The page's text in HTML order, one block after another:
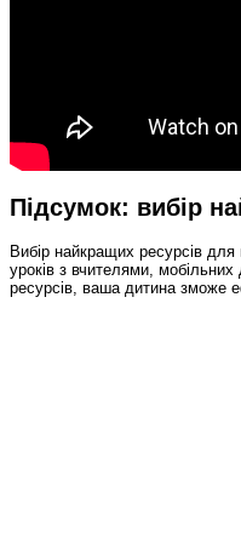
Підсумок: вибір
Вибір найкращих ресурсів для
уроків з вчителями,
ресурсів, ваша дитина зможе